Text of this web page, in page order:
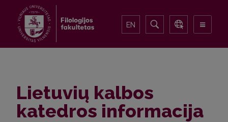
EN
Lietuvių kalbos
katedros informacija